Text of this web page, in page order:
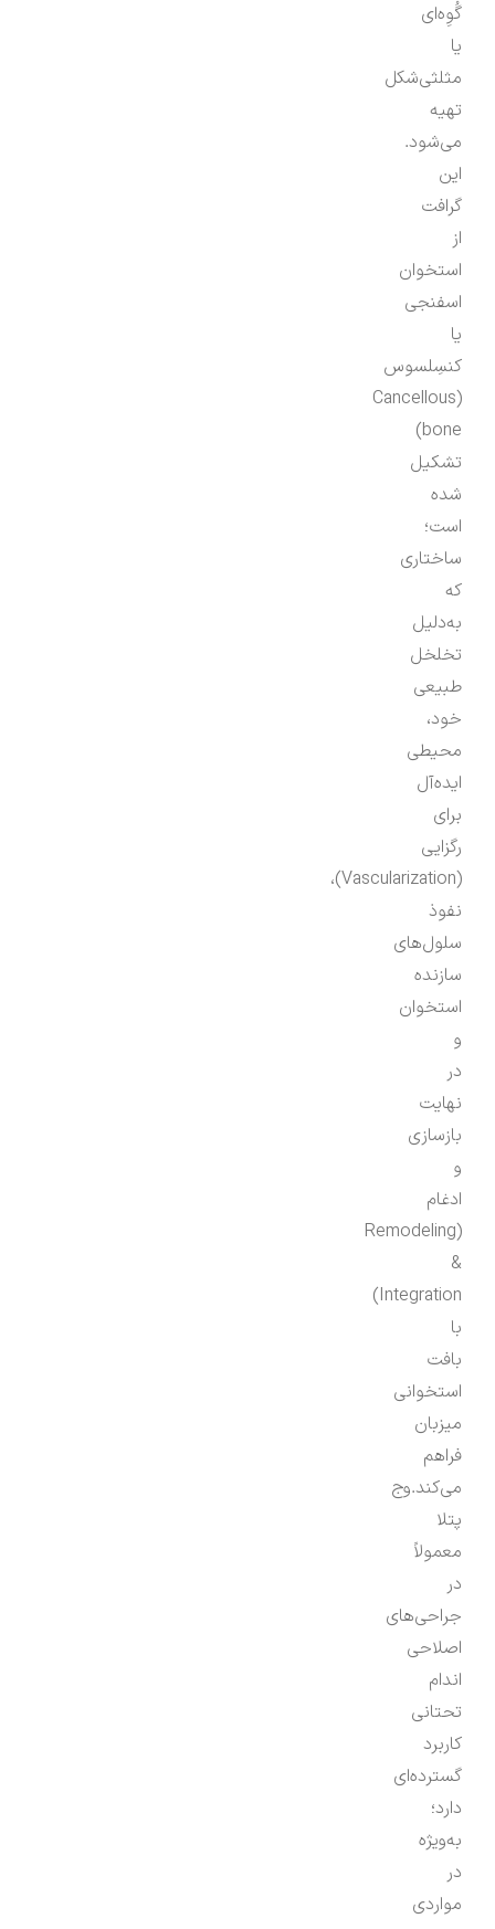
گُوِه‌ای
یا
مثلثی‌شکل
تهیه
می‌شود.
این
گرافت
از
استخوان
اسفنجی
یا
کنسِلسوس
(Cancellous
bone)
تشکیل
شده
است؛
ساختاری
که
به‌دلیل
تخلخل
طبیعی
خود،
محیطی
ایده‌آل
برای
رگزایی
(Vascularization)،
نفوذ
سلول‌های
سازنده
استخوان
و
در
نهایت
بازسازی
و
ادغام
(Remodeling
&
Integration)
با
بافت
استخوانی
میزبان
فراهم
می‌کند.وج
پتلا
معمولاً
در
جراحی‌های
اصلاحی
اندام
تحتانی
کاربرد
گسترده‌ای
دارد؛
به‌ویژه
در
مواردی